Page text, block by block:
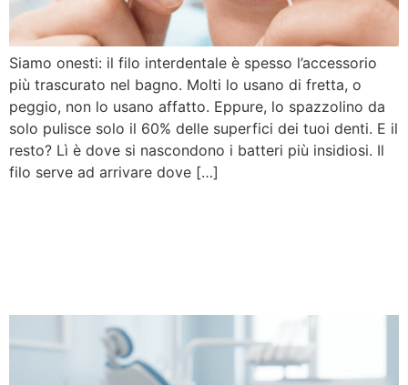
Siamo onesti: il filo interdentale è spesso l’accessorio
più trascurato nel bagno. Molti lo usano di fretta, o
peggio, non lo usano affatto. Eppure, lo spazzolino da
solo pulisce solo il 60% delle superfici dei tuoi denti. E il
resto? Lì è dove si nascondono i batteri più insidiosi. Il
filo serve ad arrivare dove […]